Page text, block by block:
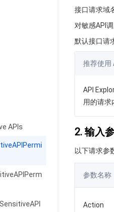
APIs
接口请求域
对敏感API
默认接口请
推荐使用
API
用的请求
2. 输入
以下请求参
参数名称
Action